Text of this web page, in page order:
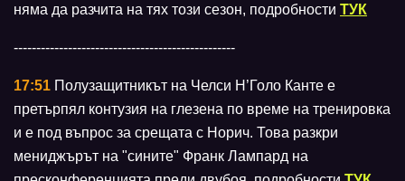
няма да разчита на тях този сезон, подробности ТУК
-------------------------------------------------
17:51 Полузащитникът на Челси Н’Голо Канте е
претърпял контузия на глезена по време на тренировка
и е под въпрос за срещата с Норич. Това разкри
мениджърът на "сините" Франк Лампард на